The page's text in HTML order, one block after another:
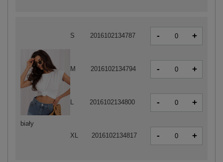
biały
S 2016102134787 - +
M 2016102134794 - +
L 2016102134800 - +
XL 2016102134817 - +